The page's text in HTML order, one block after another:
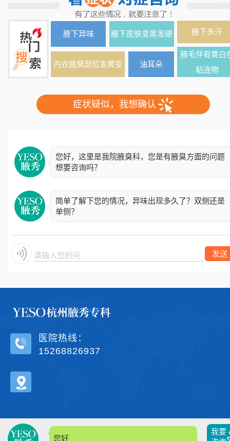
腋下异味 腋下皮肤变黑发硬 腋下多汗
内衣腋窝部位发黄变 油耳朵
腋毛伴有黄白
粘连物
症状疑似，我想确认
您好，这里是我院腋臭科，您是有腋臭方面的问题
想要咨询吗？
简单了解下您的情况，异味出现多久了？双侧还是
单侧？
请输入您的问题 发送
您好，
我要
医院热线：
15268826937